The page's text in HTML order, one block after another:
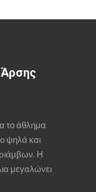
το άθλημα
ψηλά και
Η
μεγαλώνει